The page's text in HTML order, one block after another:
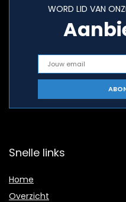
WORD LID VAN
Snelle links
Home
Overzicht